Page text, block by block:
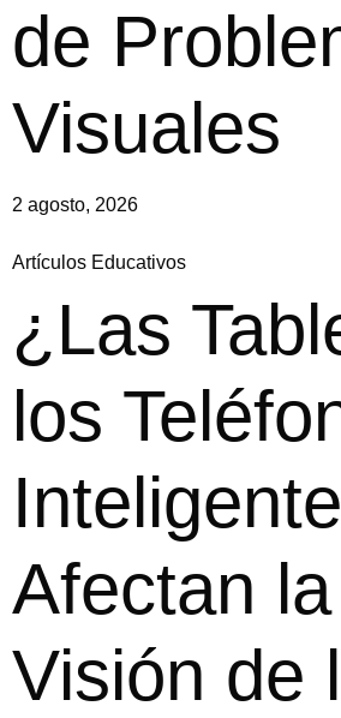
de
Visuales
2 agosto, 2026
Artículos Educativos
¿Las
los
Afectan la
Visión de